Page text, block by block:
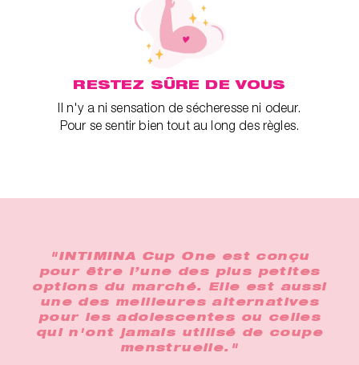
RESTEZ SÛRE DE VOUS
Il n'y a ni sensation de sécheresse ni odeur.
Pour se sentir bien tout au long des règles.
"INTIMINA Cup One est conçu
pour être l’une des plus petites
options du marché. Elle est aussi
une des meilleures alternatives
pour les adolescentes ou celles
qui n'ont jamais utilisé de coupe
menstruelle."